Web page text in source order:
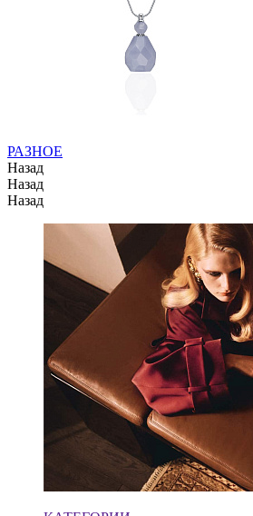
РАЗНОЕ
Назад
Назад
Назад